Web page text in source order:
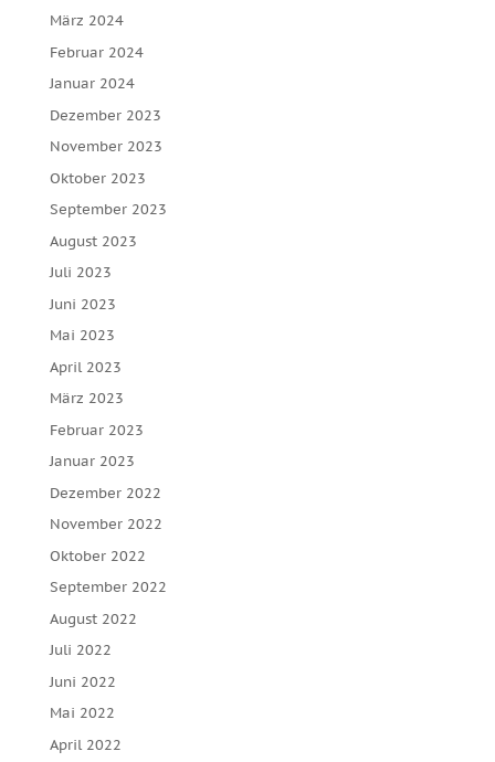
März 2024
Februar 2024
Januar 2024
Dezember 2023
November 2023
Oktober 2023
September 2023
August 2023
Juli 2023
Juni 2023
Mai 2023
April 2023
März 2023
Februar 2023
Januar 2023
Dezember 2022
November 2022
Oktober 2022
September 2022
August 2022
Juli 2022
Juni 2022
Mai 2022
April 2022